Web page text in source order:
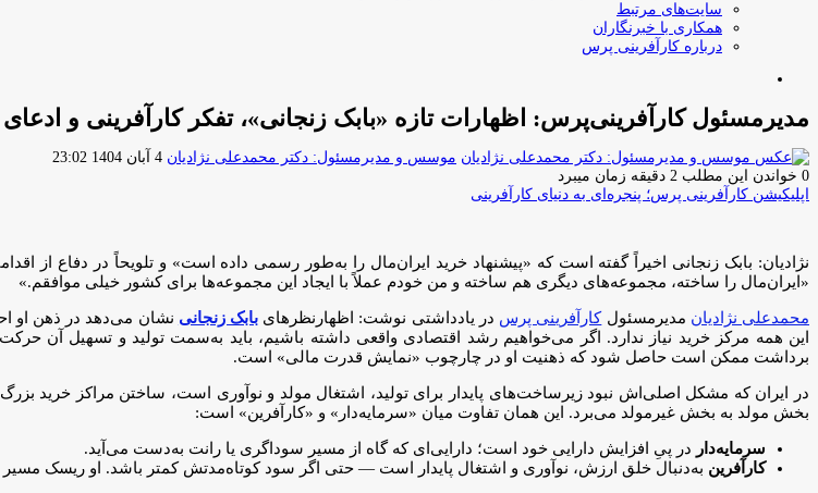
سایت‌های مرتبط
همکاری با خبرنگاران
درباره کارآفرینی پرس
مدیرمسئول کارآفرینی‌پرس: اظهارات تازه «بابک زنجانی»، تفکر کارآفرینی و
موسس و مدیرمسئول: دکتر محمدعلی نژادیان ارسال
4 آبان 1404 23:02
0 خواندن این مطلب 2 دقیقه زمان میبرد
اپلیکیشن کارآفرینی پرس؛ پنجره‌ای به دنیای کارآفرینی
نژادیان: بابک زنجانی اخیراً گفته است که «پیشنهاد خرید ایران‌مال را به‌طور رسمی داده است» و تلویحاً در دفاع از
«ایران‌مال را ساخته، مجموعه‌های دیگری هم ساخته و من خودم عملاً با ایجاد این مجموعه‌ها برای کشور خیلی موافقم.»
محمدعلی نژادیان مدیرمسئولکارآفرینی پرس در یادداشتی نوشت: اظهارنظرهای بابک زنجانی نشان می‌دهد در ذهن او
این همه مرکز خرید نیاز ندارد. اگر می‌خواهیم رشد اقتصادی واقعی داشته باشیم، باید به‌سمت تولید و تسهیل آن
برداشت ممکن است حاصل شود که ذهنیت او در چارچوب «نمایش قدرت مالی» است.
در ایران که مشکل اصلی‌اش نبود زیرساخت‌های پایدار برای تولید، اشتغال مولد و نوآوری است، ساختن مراکز خرید بزرگ
بخش مولد به بخش غیرمولد می‌برد. این همان تفاوت میان «سرمایه‌دار» و «کارآفرین» است:
سرمایه‌دار در پیِ افزایش دارایی خود است؛ دارایی‌ای که گاه از مسیر سوداگری یا رانت به‌دست می‌آید.
کارآفرین به‌دنبال خلق ارزش، نوآوری و اشتغال پایدار است — حتی اگر سود کوتاه‌مدتش کمتر باشد. او ریسک مسیر